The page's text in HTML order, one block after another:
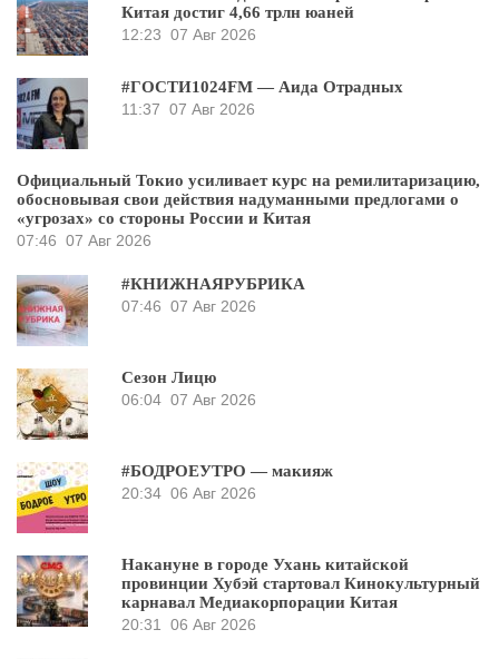
Китая достиг 4,66 трлн юаней
12:23 07 Авг 2026
#ГОСТИ1024FM — Аида Отрадных
11:37 07 Авг 2026
Официальный Токио усиливает курс на ремилитаризацию,
обосновывая свои действия надуманными предлогами о
«угрозах» со стороны России и Китая
07:46 07 Авг 2026
#КНИЖНАЯРУБРИКА
07:46 07 Авг 2026
Сезон Лицю
06:04 07 Авг 2026
#БОДРОЕУТРО — макияж
20:34 06 Авг 2026
Накануне в городе Ухань китайской
провинции Хубэй стартовал Кинокультурный
карнавал Медиакорпорации Китая
20:31 06 Авг 2026